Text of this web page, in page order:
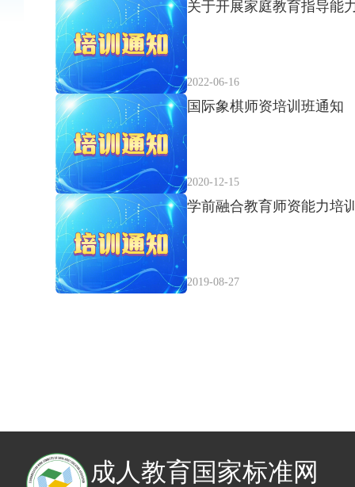
2022-06-16
国际象棋师资培训班通知
2020-12-15
学前融合教育师资能力培
2019-08-27
成人教育国家标准网